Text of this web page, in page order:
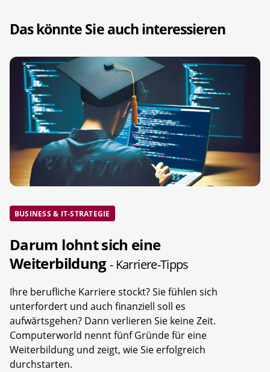
Das könnte Sie auch interessieren
BUSINESS & IT-STRATEGIE
Darum lohnt sich eine
Weiterbildung- Karriere-Tipps
Ihre berufliche Karriere stockt? Sie fühlen sich
unterfordert und auch finanziell soll es
aufwärtsgehen? Dann verlieren Sie keine Zeit.
Computerworld nennt fünf Gründe für eine
Weiterbildung und zeigt, wie Sie erfolgreich
durchstarten.